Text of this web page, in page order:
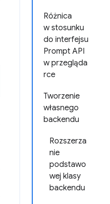
Różnica
w stosunku
do interfejsu
Prompt API
w przegląda
rce
Tworzenie
własnego
backendu
Rozszerza
nie
podstawo
wej klasy
backendu